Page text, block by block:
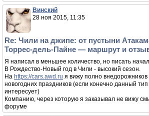
Винский
28 ноя 2015, 11:35
Re: Чили на джипе: от пустыни
Торрес-дель-Пайне — маршрут и
Я написал в меньшее количество, но писать начал
В Рождество-Новый год в Чили - высокий сезон.
На https://cars.awd.ru я вижу полно
новогодних праздников (если конечно данный
интересует)
Компанию, через которую я заказывал не вижу
форуме